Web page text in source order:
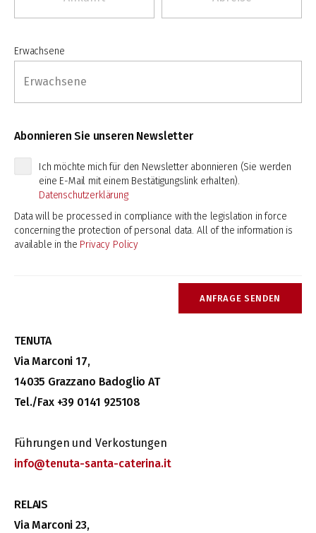
Erwachsene
Abonnieren Sie unseren Newsletter
Ich möchte mich für den Newsletter abonnieren (Sie werden
eine E-Mail mit einem Bestätigungslink erhalten).
Datenschutzerklärung
Data will be processed in compliance with the legislation in force
concerning the protection of personal data. All of the information is
available in the Privacy Policy
ANFRAGE SENDEN
TENUTA
Via Marconi 17,
14035 Grazzano Badoglio AT
Tel./Fax +39 0141 925108
Führungen und Verkostungen
info@tenuta-santa-caterina.it
RELAIS
Via Marconi 23,